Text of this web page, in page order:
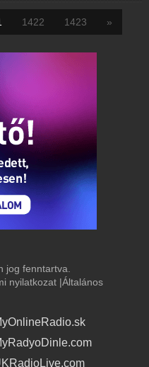
1422 1423 »
jog fenntartva.
nyilatkozat |Általános